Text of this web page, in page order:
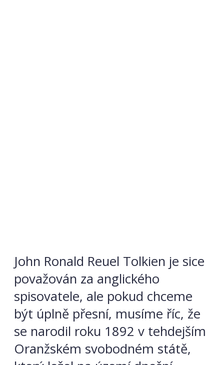
John Ronald Reuel Tolkien je sice
považován za anglického
spisovatele, ale pokud chceme
být úplně přesní, musíme říc, že
se narodil roku 1892 v tehdejším
Oranžském svobodném státě,